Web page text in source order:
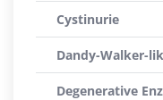
Cystinurie
Dandy-Walker-
Degenerative